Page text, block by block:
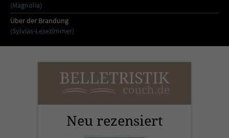
(Magnolia)
Über der Brandung
(Sylvias-Lesezimmer)
Neu rezensiert